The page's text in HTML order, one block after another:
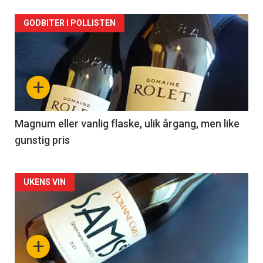
Forsiden
akkurat
nå
3
+
GODBITER I POLLISTEN
Magnum eller vanlig flaske, ulik årgang, men like
gunstig pris
Forsiden
akkurat
nå+
UKENS VIN